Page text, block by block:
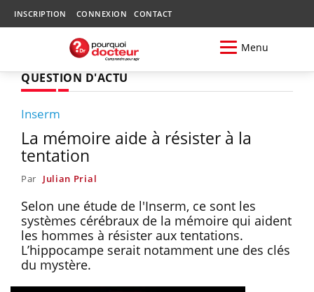
INSCRIPTION CONNEXION CONTACT
Menu
QUESTION D'ACTU
Inserm
La mémoire aide à résister à la
tentation
Par Julian Prial
Selon une étude de l'Inserm, ce sont les
systèmes cérébraux de la mémoire qui aident
les hommes à résister aux tentations.
L’hippocampe serait notamment une des clés
du mystère.